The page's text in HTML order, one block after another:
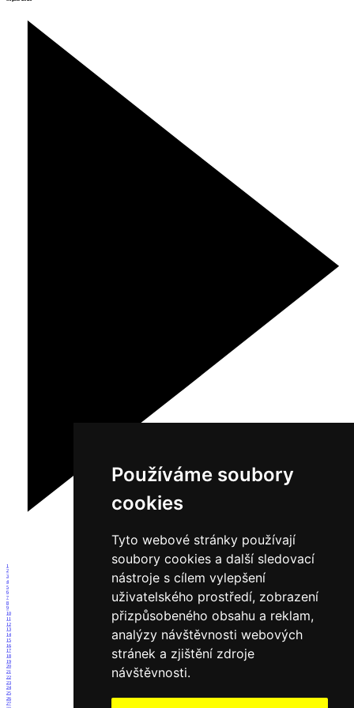
Používáme soubory
cookies
Tyto webové stránky používají
soubory cookies a další sledovací
nástroje s cílem vylepšení
uživatelského prostředí, zobrazení
přizpůsobeného obsahu a reklam,
analýzy návštěvnosti webových
stránek a zjištění zdroje
návštěvnosti.
1
2
3
4
5
6
7
8
9
10
11
12
13
14
15
16
17
18
19
20
21
22
23
24
25
26
27